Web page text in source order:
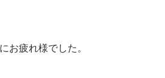
お疲れ様でした。